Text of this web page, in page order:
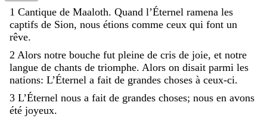
1 Cantique de Maaloth. Quand l’Éternel ramena les
captifs de Sion, nous étions comme ceux qui font un
rêve.
2 Alors notre bouche fut pleine de cris de joie, et notre
langue de chants de triomphe. Alors on disait parmi les
nations: L’Éternel a fait de grandes choses à ceux-ci.
3 L’Éternel nous a fait de grandes choses; nous en avons
été joyeux.